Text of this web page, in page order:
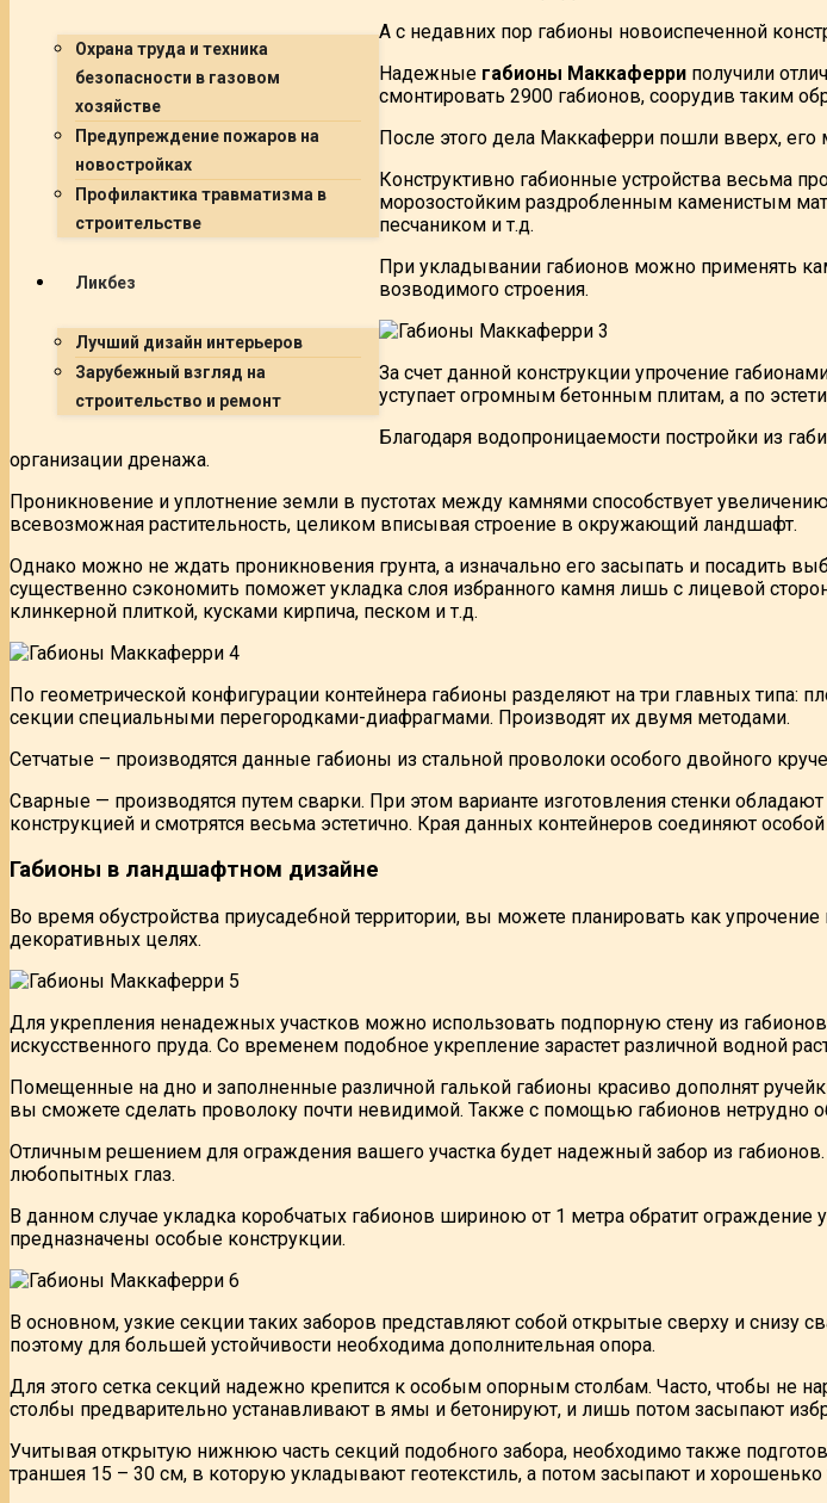
Охрана труда и техника
безопасности в газовом
хозяйстве
Предупреждение пожаров на
новостройках
Профилактика травматизма в
строительстве
Ликбез
Лучший дизайн интерьеров
Зарубежный взгляд на
строительство и ремонт
А с недавних пор габионы новоиспеченной
Надежные габионы Маккаферри получили
смонтировать 2900 габионов, соорудив таким
После этого дела Маккаферри пошли вверх,
Конструктивно габионные устройства весьма
морозостойким раздробленным каменистым
песчаником и т.д.
При укладывании габионов можно применять
возводимого строения.
За счет данной конструкции упрочение
уступает огромным бетонным плитам, а по
Благодаря водопроницаемости постройки из
организации дренажа.
Проникновение и уплотнение земли в пустотах между камнями способствует
всевозможная растительность, целиком вписывая строение в окружающий ландшафт.
Однако можно не ждать проникновения грунта, а изначально его засыпать и посадить
существенно сэкономить поможет укладка слоя избранного камня лишь с лицевой
клинкерной плиткой, кусками кирпича, песком и т.д.
По геометрической конфигурации контейнера габионы разделяют на три главных
секции специальными перегородками-диафрагмами. Производят их двумя методами.
Сетчатые – производятся данные габионы из стальной проволоки особого двойного
Сварные — производятся путем сварки. При этом варианте изготовления стенки
конструкцией и смотрятся весьма эстетично. Края данных контейнеров соединяют
Габионы в ландшафтном дизайне
Во время обустройства приусадебной территории, вы можете планировать как
декоративных целях.
Для укрепления ненадежных участков можно использовать подпорную стену из
искусственного пруда. Со временем подобное укрепление зарастет различной водной
Помещенные на дно и заполненные различной галькой габионы красиво дополнят
вы сможете сделать проволоку почти невидимой. Также с помощью габионов нетрудно
Отличным решением для ограждения вашего участка будет надежный забор из
любопытных глаз.
В данном случае укладка коробчатых габионов шириною от 1 метра обратит ограждение
предназначены особые конструкции.
В основном, узкие секции таких заборов представляют собой открытые сверху и снизу
поэтому для большей устойчивости необходима дополнительная опора.
Для этого сетка секций надежно крепится к особым опорным столбам. Часто, чтобы не
столбы предварительно устанавливают в ямы и бетонируют, и лишь потом засыпают
Учитывая открытую нижнюю часть секций подобного забора, необходимо также
траншея 15 – 30 см, в которую укладывают геотекстиль, а потом засыпают и